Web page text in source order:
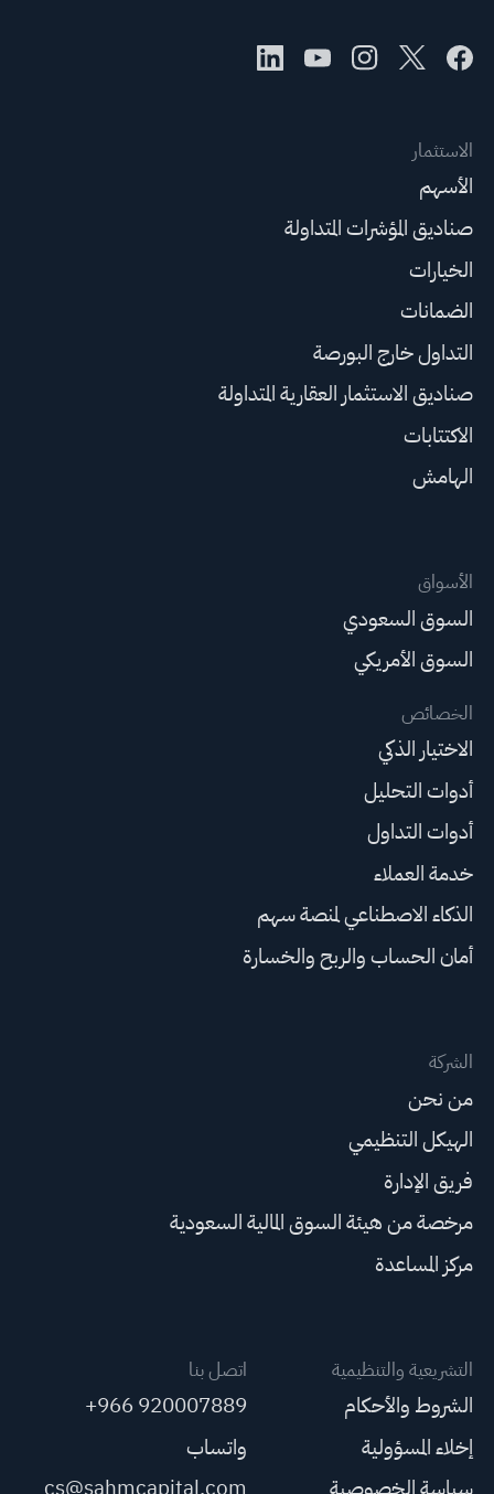
الاستثمار
الأسهم
صناديق المؤشرات المتداولة
الخيارات
الضمانات
التداول خارج البورصة
صناديق الاستثمار العقارية المتداولة
الاكتتابات
الهامش
الأسواق
السوق السعودي
السوق الأمريكي
الخصائص
الاختيار الذكي
أدوات التحليل
أدوات التداول
خدمة العملاء
الذكاء الاصطناعي لمنصة سهم
أمان الحساب والربح والخسارة
الشركة
من نحن
الهيكل التنظيمي
فريق الإدارة
مرخصة من هيئة السوق المالية السعودية
مركز المساعدة
التشريعية والتنظيمية
الشروط والأحكام
إخلاء المسؤولية
اتصل بنا
+966 920007889
واتساب